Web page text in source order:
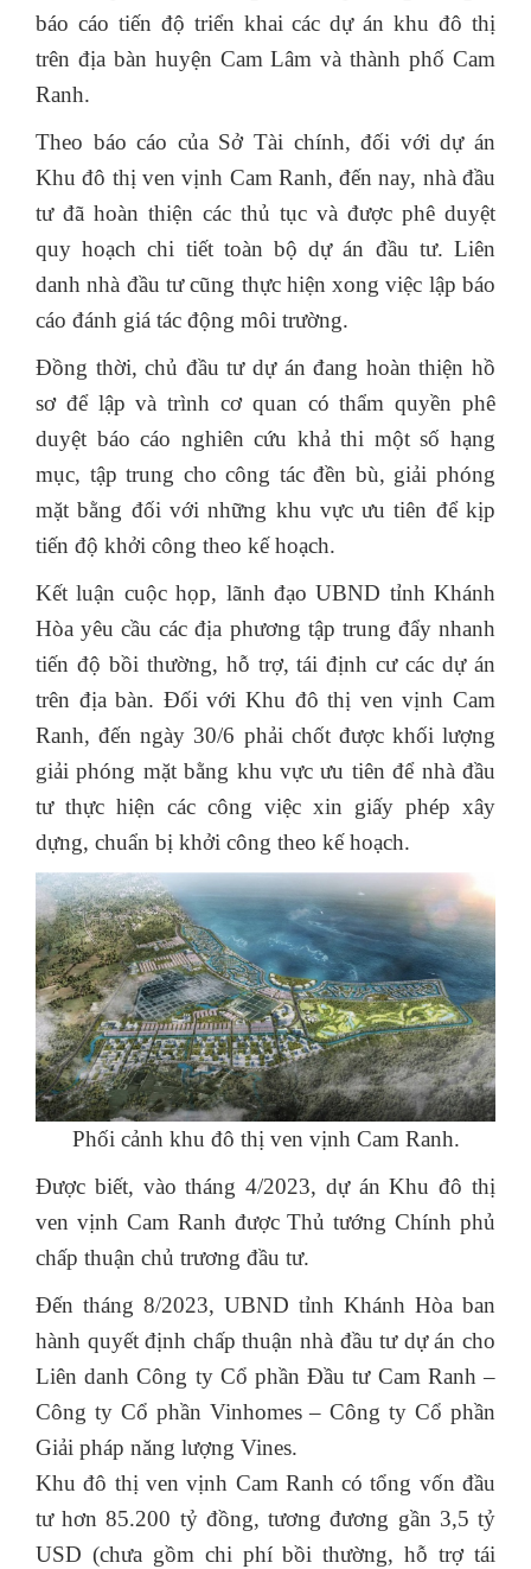
báo cáo tiến độ triển khai các dự án khu đô thị
trên địa bàn huyện Cam Lâm và thành phố Cam
Ranh.
Theo báo cáo của Sở Tài chính, đối với dự án
Khu đô thị ven vịnh Cam Ranh, đến nay, nhà đầu
tư đã hoàn thiện các thủ tục và được phê duyệt
quy hoạch chi tiết toàn bộ dự án đầu tư. Liên
danh nhà đầu tư cũng thực hiện xong việc lập báo
cáo đánh giá tác động môi trường.
Đồng thời, chủ đầu tư dự án đang hoàn thiện hồ
sơ để lập và trình cơ quan có thẩm quyền phê
duyệt báo cáo nghiên cứu khả thi một số hạng
mục, tập trung cho công tác đền bù, giải phóng
mặt bằng đối với những khu vực ưu tiên để kịp
tiến độ khởi công theo kế hoạch.
Kết luận cuộc họp, lãnh đạo UBND tỉnh Khánh
Hòa yêu cầu các địa phương tập trung đẩy nhanh
tiến độ bồi thường, hỗ trợ, tái định cư các dự án
trên địa bàn. Đối với Khu đô thị ven vịnh Cam
Ranh, đến ngày 30/6 phải chốt được khối lượng
giải phóng mặt bằng khu vực ưu tiên để nhà đầu
tư thực hiện các công việc xin giấy phép xây
dựng, chuẩn bị khởi công theo kế hoạch.
Phối cảnh khu đô thị ven vịnh Cam Ranh.
Được biết, vào tháng 4/2023, dự án Khu đô thị
ven vịnh Cam Ranh được Thủ tướng Chính phủ
chấp thuận chủ trương đầu tư.
Đến tháng 8/2023, UBND tỉnh Khánh Hòa ban
hành quyết định chấp thuận nhà đầu tư dự án cho
Liên danh Công ty Cổ phần Đầu tư Cam Ranh –
Công ty Cổ phần Vinhomes – Công ty Cổ phần
Giải pháp năng lượng Vines.
Khu đô thị ven vịnh Cam Ranh có tổng vốn đầu
tư hơn 85.200 tỷ đồng, tương đương gần 3,5 tỷ
USD (chưa gồm chi phí bồi thường, hỗ trợ tái